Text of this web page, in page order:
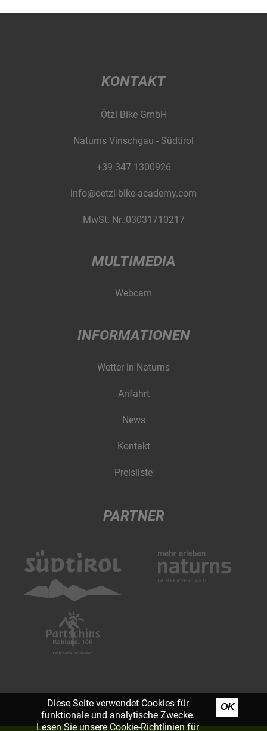
KONTAKT
Ötzi Bike GmbH
Naturns Vinschgau - Südtirol
+39 347 1300926
info@oetzi-bike-academy.com
MwSt. Nr.:03031710217
MULTIMEDIA
Webcam
INFORMATIONEN
Wetter in Naturns
Anfahrt
News
Kontakt
Preisliste
PARTNER
Diese Seite verwendet Cookies für
funktionale und analytische Zwecke.
Lesen Sie unsereCookie-Richtlinienfür
OK